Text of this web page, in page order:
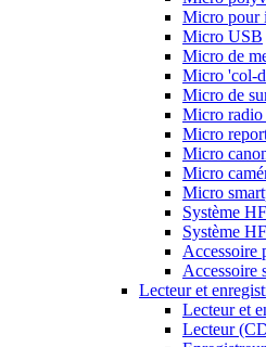
Micro pour
Micro USB
Micro de
Micro 'col-
Micro de
Micro radio
Micro
Micro
Micro
Micro
Système
Système
Accessoire
Accessoire
Lecteur et
Lecteur et
Lecteur